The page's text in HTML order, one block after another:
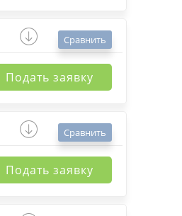
Сравнить
Подать заявку
Сравнить
Подать заявку